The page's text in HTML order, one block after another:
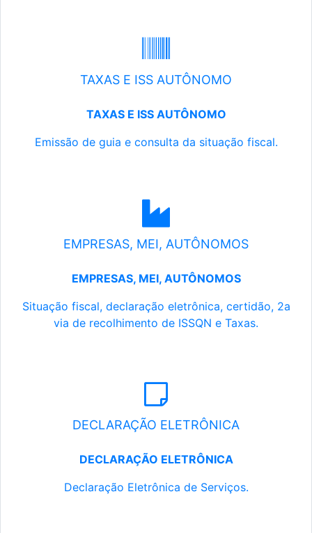
TAXAS E ISS AUTÔNOMO
TAXAS E ISS AUTÔNOMO
Emissão de guia e consulta da situação fiscal.
EMPRESAS, MEI, AUTÔNOMOS
EMPRESAS, MEI, AUTÔNOMOS
Situação fiscal, declaração eletrônica, certidão, 2a
via de recolhimento de ISSQN e Taxas.
DECLARAÇÃO ELETRÔNICA
DECLARAÇÃO ELETRÔNICA
Declaração Eletrônica de Serviços.